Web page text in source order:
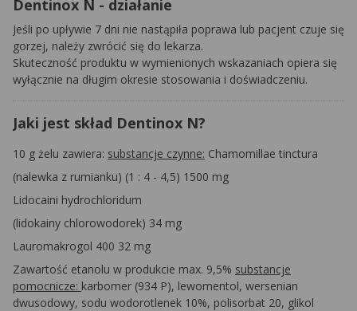
Dentinox N - działanie
Jeśli po upływie 7 dni nie nastąpiła poprawa lub pacjent czuje się
gorzej, należy zwrócić się do lekarza.
Skuteczność produktu w wymienionych wskazaniach opiera się
wyłącznie na długim okresie stosowania i doświadczeniu.
Jaki jest skład Dentinox N?
10 g żelu zawiera: substancje czynne: Chamomillae tinctura
(nalewka z rumianku) (1 : 4 - 4,5) 1500 mg
Lidocaini hydrochloridum
(lidokainy chlorowodorek) 34 mg
Lauromakrogol 400 32 mg
Zawartość etanolu w produkcie max. 9,5% substancje
pomocnicze: karbomer (934 P), lewomentol, wersenian
dwusodowy, sodu wodorotlenek 10%, polisorbat 20, glikol